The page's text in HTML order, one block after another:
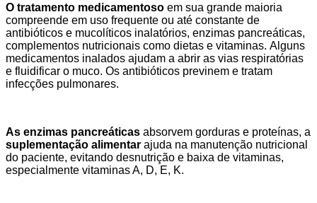
O tratamento medicamentoso em sua grande maioria
compreende em uso frequente ou até constante de
antibióticos e mucolíticos inalatórios, enzimas pancreáticas,
complementos nutricionais como dietas e vitaminas. Alguns
medicamentos inalados ajudam a abrir as vias respiratórias
e fluidificar o muco. Os antibióticos previnem e tratam
infecções pulmonares.
As enzimas pancreáticas absorvem gorduras e proteínas, a
suplementação alimentar ajuda na manutenção nutricional
do paciente, evitando desnutrição e baixa de vitaminas,
especialmente vitaminas A, D, E, K.